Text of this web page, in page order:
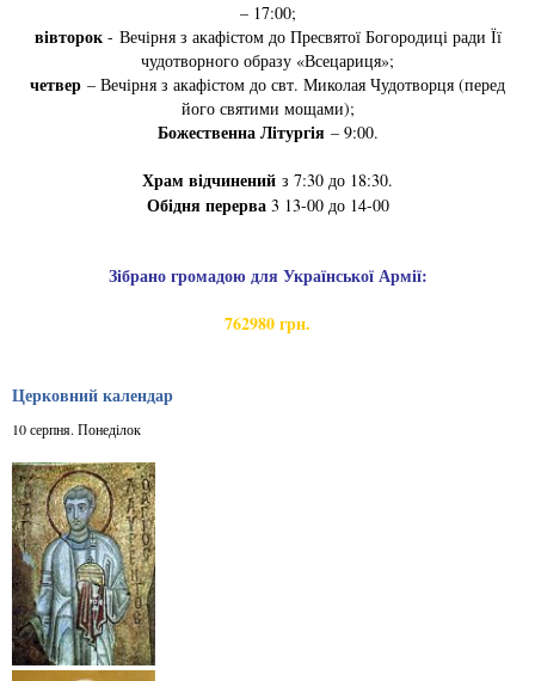
– 17:00;
вівторок- Вечірня з акафістом до Пресвятої Богородиці ради Її
чудотворного образу «Всецариця»;
четвер – Вечірня з акафістом до свт. Миколая Чудотворця (перед
його святими мощами);
Божественна Літургія– 9:00.
Храм відчинений з 7:30 до 18:30.
Обідня перерва3 13-00 до 14-00
Зібрано громадою для Української Армії:
762980 грн.
Церковний календар
10 серпня. Понеділок